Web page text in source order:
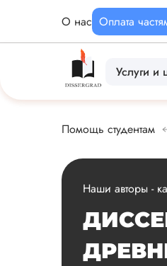
О нас Оплата
Услуги и
Помощь студентам
Наши авторы -